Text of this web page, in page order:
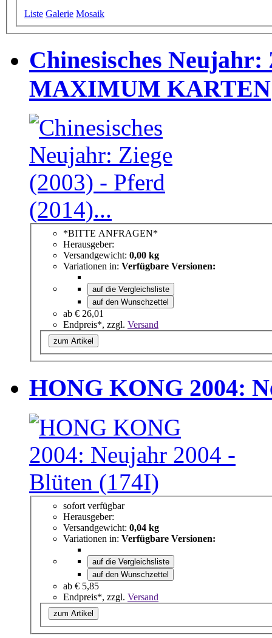
Liste Galerie Mosaik
Chinesisches Neujahr:
MAXIMUM KARTEN
*BITTE ANFRAGEN*
Herausgeber:
Versandgewicht: 0,00 kg
Variationen in: Verfügbare Versionen:
auf die Vergleichsliste
auf den Wunschzettel
ab € 26,01
Endpreis*, zzgl. Versand
zum Artikel
HONG KONG 2004:
sofort verfügbar
Herausgeber:
Versandgewicht: 0,04 kg
Variationen in: Verfügbare Versionen:
auf die Vergleichsliste
auf den Wunschzettel
ab € 5,85
Endpreis*, zzgl. Versand
zum Artikel